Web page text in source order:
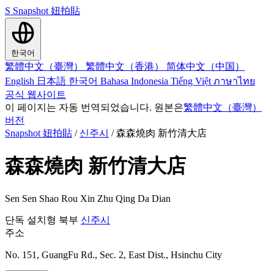
S Snapshot 妞拍貼
한국어
繁體中文（臺灣） 繁體中文（香港） 简体中文（中国）
English 日本語 한국어 Bahasa Indonesia Tiếng Việt ภาษาไทย
공식 웹사이트
이 페이지는 자동 번역되었습니다. 원본은繁體中文（臺灣）
버전
Snapshot 妞拍貼 / 신주시 / 森森燒肉 新竹清大店
森森燒肉 新竹清大店
Sen Sen Shao Rou Xin Zhu Qing Da Dian
단독 설치형 북부 신주시
주소
No. 151, GuangFu Rd., Sec. 2, East Dist., Hsinchu City